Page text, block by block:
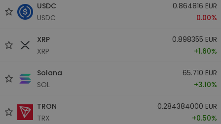
USDC
USDC
0.864816 EUR
0.00%
XRP
XRP
0.898355 EUR
+1.60%
Solana
SOL
65.710 EUR
+3.10%
TRON
TRX
0.284384000 EUR
+0.50%